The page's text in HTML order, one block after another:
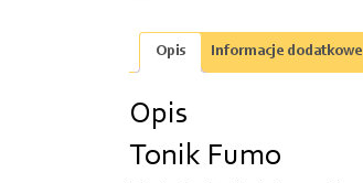
Opis Informacje dodatkowe
Opis
Tonik Fumo